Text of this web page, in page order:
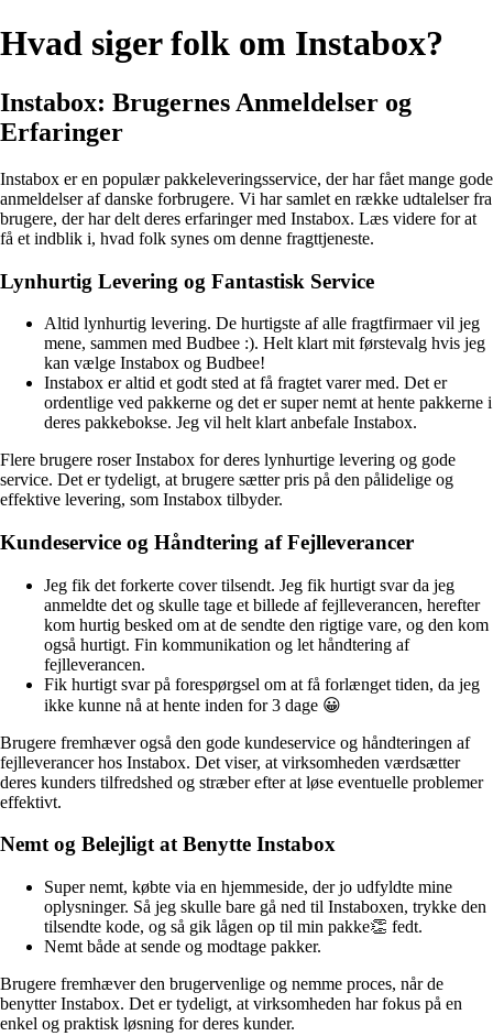
Hvad siger folk om Instabox?
Instabox: Brugernes Anmeldelser og
Erfaringer
Instabox er en populær pakkeleveringsservice, der har fået mange gode
anmeldelser af danske forbrugere. Vi har samlet en række udtalelser fra
brugere, der har delt deres erfaringer med Instabox. Læs videre for at
få et indblik i, hvad folk synes om denne fragttjeneste.
Lynhurtig Levering og Fantastisk Service
Altid lynhurtig levering. De hurtigste af alle fragtfirmaer vil jeg
mene, sammen med Budbee :). Helt klart mit førstevalg hvis jeg
kan vælge Instabox og Budbee!
Instabox er altid et godt sted at få fragtet varer med. Det er
ordentlige ved pakkerne og det er super nemt at hente pakkerne i
deres pakkebokse. Jeg vil helt klart anbefale Instabox.
Flere brugere roser Instabox for deres lynhurtige levering og gode
service. Det er tydeligt, at brugere sætter pris på den pålidelige og
effektive levering, som Instabox tilbyder.
Kundeservice og Håndtering af Fejlleverancer
Jeg fik det forkerte cover tilsendt. Jeg fik hurtigt svar da jeg
anmeldte det og skulle tage et billede af fejlleverancen, herefter
kom hurtig besked om at de sendte den rigtige vare, og den kom
også hurtigt. Fin kommunikation og let håndtering af
fejlleverancen.
Fik hurtigt svar på forespørgsel om at få forlænget tiden, da jeg
ikke kunne nå at hente inden for 3 dage 😀
Brugere fremhæver også den gode kundeservice og håndteringen af
fejlleverancer hos Instabox. Det viser, at virksomheden værdsætter
deres kunders tilfredshed og stræber efter at løse eventuelle problemer
effektivt.
Nemt og Belejligt at Benytte Instabox
Super nemt, købte via en hjemmeside, der jo udfyldte mine
oplysninger. Så jeg skulle bare gå ned til Instaboxen, trykke den
tilsendte kode, og så gik lågen op til min pakke👏 fedt.
Nemt både at sende og modtage pakker.
Brugere fremhæver den brugervenlige og nemme proces, når de
benytter Instabox. Det er tydeligt, at virksomheden har fokus på en
enkel og praktisk løsning for deres kunder.